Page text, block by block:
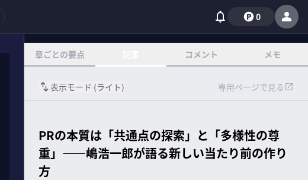
0
章ごとの要点 コメント メモ
表示モード (ライト) 専用ページで見る
PRの本質は「共通点の探索」と「多様性の尊
重」——嶋浩一郎が語る新しい当たり前の作り
方